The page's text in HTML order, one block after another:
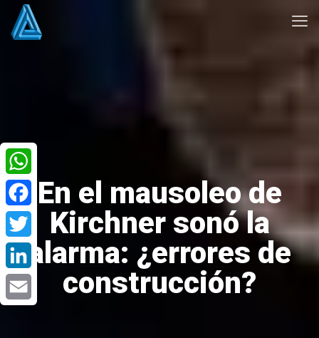
En el mausoleo de
Kirchner sonó la
alarma: ¿errores de
construcción?
WhatsApp
Facebook
Twitter
LinkedIn